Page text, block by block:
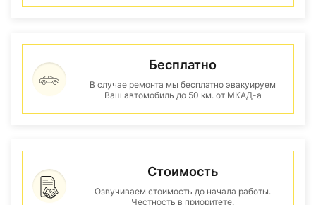
Бесплатно
В случае ремонта мы бесплатно эвакуируем
Ваш автомобиль до 50 км. от МКАД-а
Стоимость
Озвучиваем стоимость до начала работы.
Честность в приоритете.